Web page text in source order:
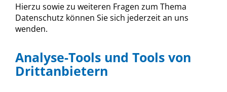
Hierzu sowie zu weiteren Fragen zum Thema
Datenschutz können Sie sich jederzeit an uns
wenden.
Analyse-Tools und Tools von
Dritt­anbietern